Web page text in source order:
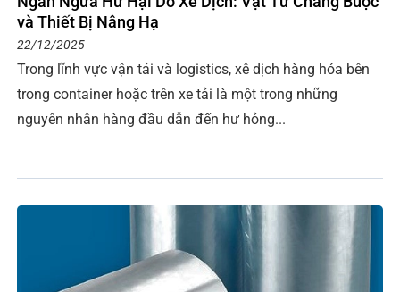
và Thiết Bị Nâng Hạ
22/12/2025
Trong lĩnh vực vận tải và logistics, xê dịch hàng hóa bên
trong container hoặc trên xe tải là một trong những
nguyên nhân hàng đầu dẫn đến hư hỏng...